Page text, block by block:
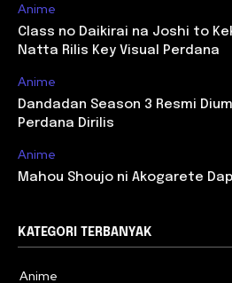
Anime
Class no Daikirai na Joshi to
Natta Rilis Key Visual Perdana
Anime
Dandadan Season 3 Resmi
Perdana Dirilis
Anime
Mahou Shoujo ni Akogarete
KATEGORI TERBANYAK
Anime